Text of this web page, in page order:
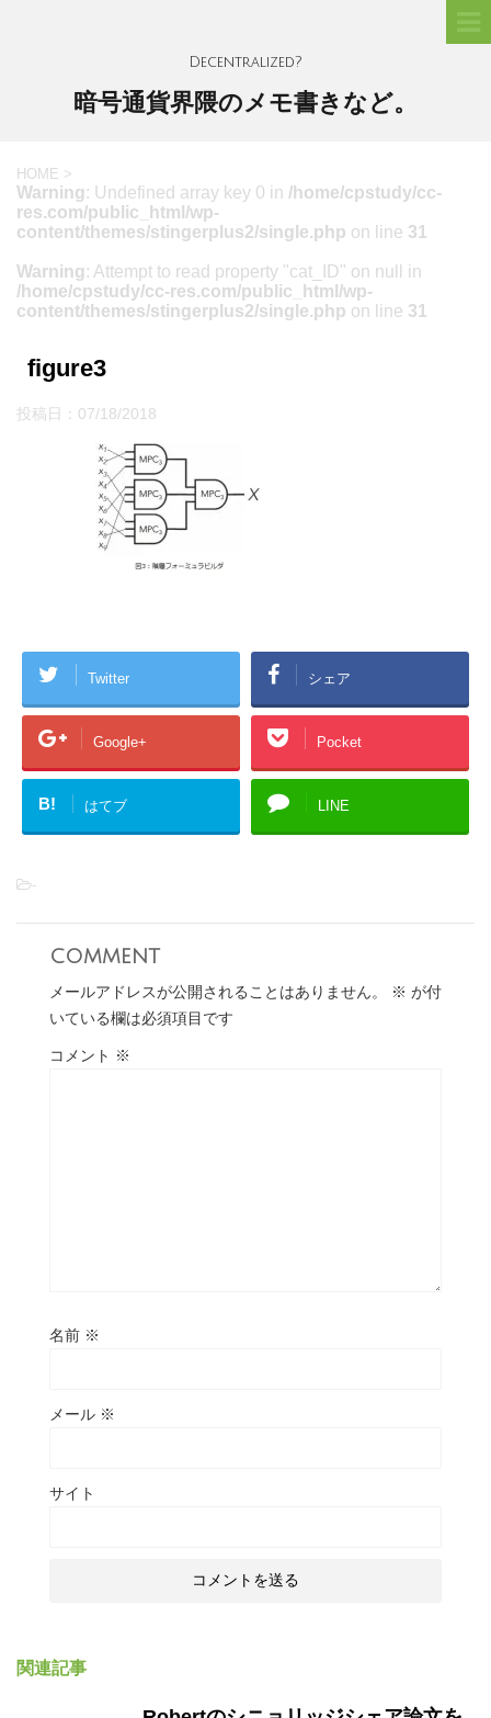
Decentralized?
暗号通貨界隈のメモ書きなど。
HOME >
Warning: Undefined array key 0 in /home/cpstudy/cc-
res.com/public_html/wp-
content/themes/stingerplus2/single.php on line 31
Warning: Attempt to read property "cat_ID" on null in
/home/cpstudy/cc-res.com/public_html/wp-
content/themes/stingerplus2/single.php on line 31
figure3
投稿日： 07/18/2018
Twitter シェア
Google+ Pocket
B! はてブ LINE
-
comment
メールアドレスが公開されることはありません。 ※ が付
いている欄は必須項目です
コメント ※
名前 ※
メール ※
サイト
関連記事